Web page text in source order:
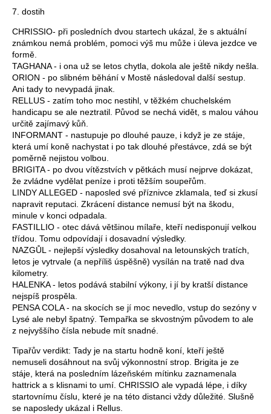
7. dostih
CHRISSIO- při posledních dvou startech ukázal, že s aktuální
známkou nemá problém, pomoci výš mu může i úleva jezdce ve
formě.
TAGHANA - i ona už se letos chytla, dokola ale ještě nikdy nešla.
ORION - po slibném běhání v Mostě následoval další sestup.
Ani tady to nevypadá jinak.
RELLUS - zatím toho moc nestihl, v těžkém chuchelském
handicapu se ale neztratil. Původ se nechá vidět, s malou váhou
určitě zajímavý kůň.
INFORMANT - nastupuje po dlouhé pauze, i když je ze stáje,
která umí koně nachystat i po tak dlouhé přestávce, zdá se být
poměrně nejistou volbou.
BRIGITA - po dvou vítězstvích v pětkách musí nejprve dokázat,
že zvládne vydělat peníze i proti těžším soupeřům.
LINDY ALLEGED - naposled své příznivce zklamala, teď si zkusí
napravit reputaci. Zkrácení distance nemusí být na škodu,
minule v konci odpadala.
FASTILLIO - otec dává většinou mílaře, kteří nedisponují velkou
třídou. Tomu odpovídají i dosavadní výsledky.
NAZGŮL - nejlepší výsledky dosahoval na letounských tratích,
letos je vytrvale (a nepříliš úspěšně) vysílán na tratě nad dva
kilometry.
HALENKA - letos podává stabilní výkony, i jí by kratší distance
nejspíš prospěla.
PENSA COLA - na skocích se jí moc nevedlo, vstup do sezóny v
Lysé ale nebyl špatný. Tempařka se skvostným původem to ale
z nejvyššího čísla nebude mít snadné.
Tipařův verdikt: Tady je na startu hodně koní, kteří ještě
nemuseli dosáhnout na svůj výkonnostní strop. Brigita je ze
stáje, která na posledním lázeňském mítinku zaznamenala
hattrick a s klisnami to umí. CHRISSIO ale vypadá lépe, i díky
startovnímu číslu, které je na této distanci vždy důležité. Slušně
se naposledy ukázal i Rellus.